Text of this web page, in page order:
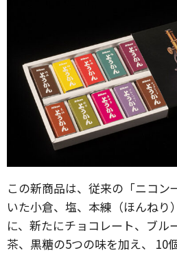
この新商品は、従来の「ニコン
いた小倉、塩、本練（ほんねり
に、新たにチョコレート、ブル
茶、黒糖の5つの味を加え、 10